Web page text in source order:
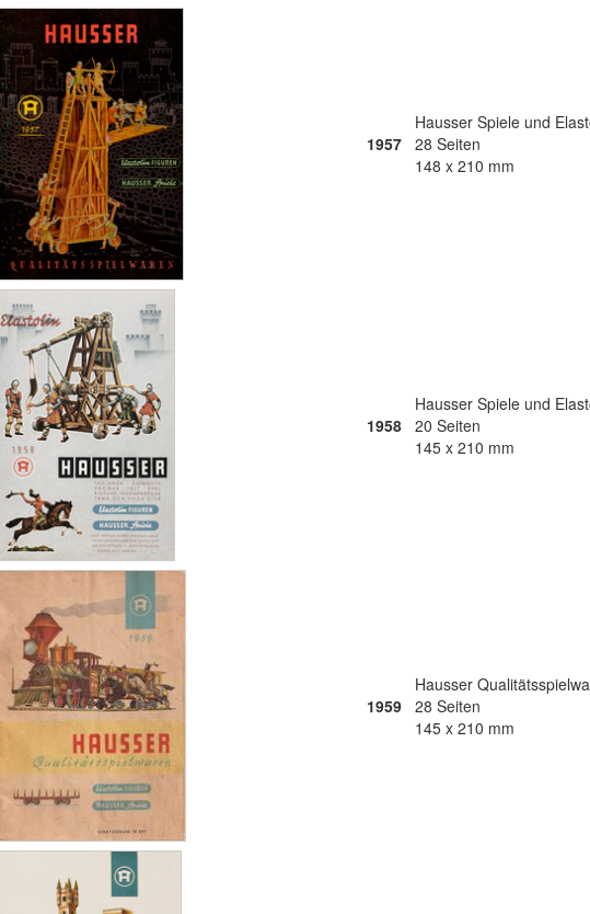
1957
Hausser Spiele und
28 Seiten
148 x 210 mm
1958
Hausser Spiele und
20 Seiten
145 x 210 mm
1959
Hausser
28 Seiten
145 x 210 mm